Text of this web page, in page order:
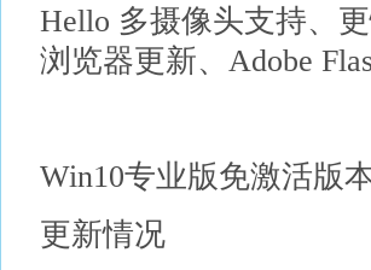
Hello 多摄像头支持、
浏览器更新、Adobe
Win10专业版免激活版
更新情况